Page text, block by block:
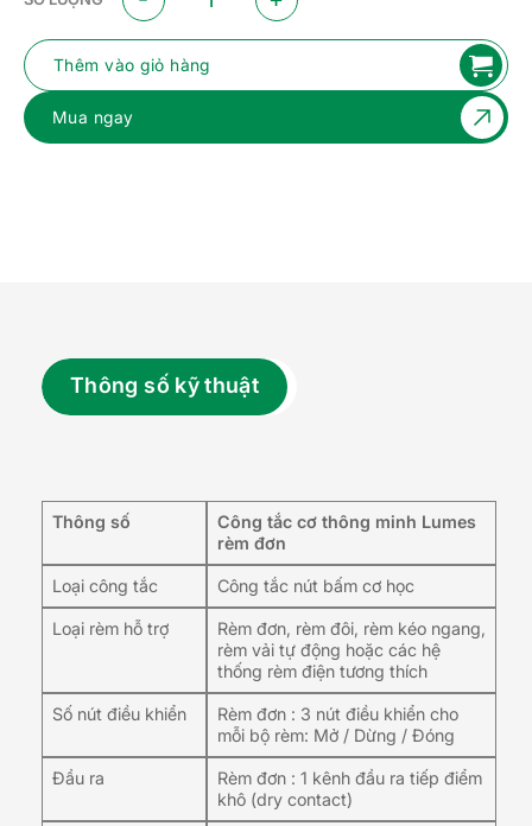
Thêm vào giỏ hàng
Mua ngay
Thông số kỹ thuật
Thông số
Công tắc cơ thông minh Lumes
rèm đơn
Loại công tắc Công tắc nút bấm cơ học
Loại rèm hỗ trợ
Rèm đơn, rèm đôi, rèm kéo ngang,
rèm vải tự động hoặc các hệ
thống rèm điện tương thích
Số nút điều khiển
Rèm đơn : 3 nút điều khiển cho
mỗi bộ rèm: Mở / Dừng / Đóng
Đầu ra
Rèm đơn : 1 kênh đầu ra tiếp điểm
khô (dry contact)